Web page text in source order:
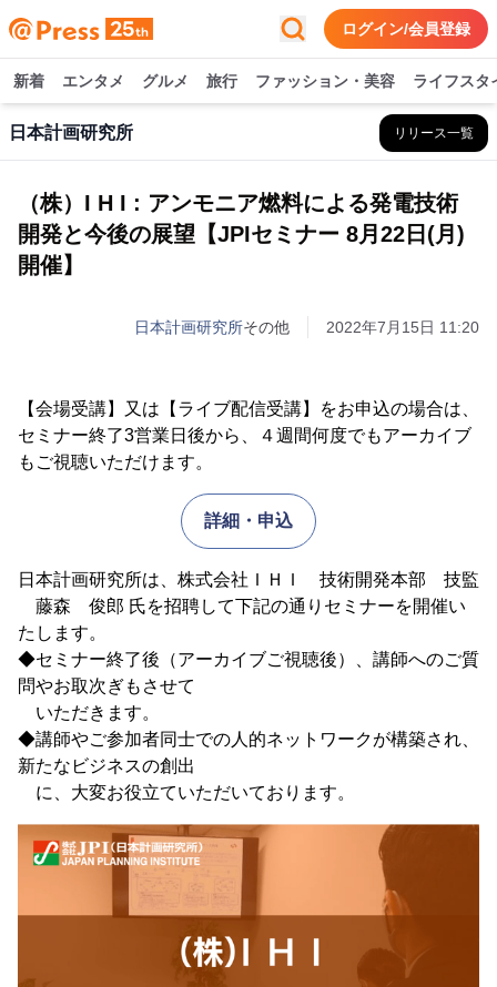
ログイン/会員登録
新着 エンタメ グルメ 旅行 ファッション・美容 ライフスタ
日本計画研究所 リリース一覧
（株）I H I : アンモニア燃料による発電技術
開発と今後の展望【JPIセミナー 8月22日(月)
開催】
日本計画研究所その他 2022年7月15日 11:20
【会場受講】又は【ライブ配信受講】をお申込の場合は、
セミナー終了3営業日後から、４週間何度でもアーカイブ
もご視聴いただけます。
詳細・申込
日本計画研究所は、株式会社ＩＨＩ 技術開発本部 技監
藤森 俊郎 氏を招聘して下記の通りセミナーを開催い
たします。
◆セミナー終了後（アーカイブご視聴後）、講師へのご質
問やお取次ぎもさせて
いただきます。
◆講師やご参加者同士での人的ネットワークが構築され、
新たなビジネスの創出
に、大変お役立ていただいております。